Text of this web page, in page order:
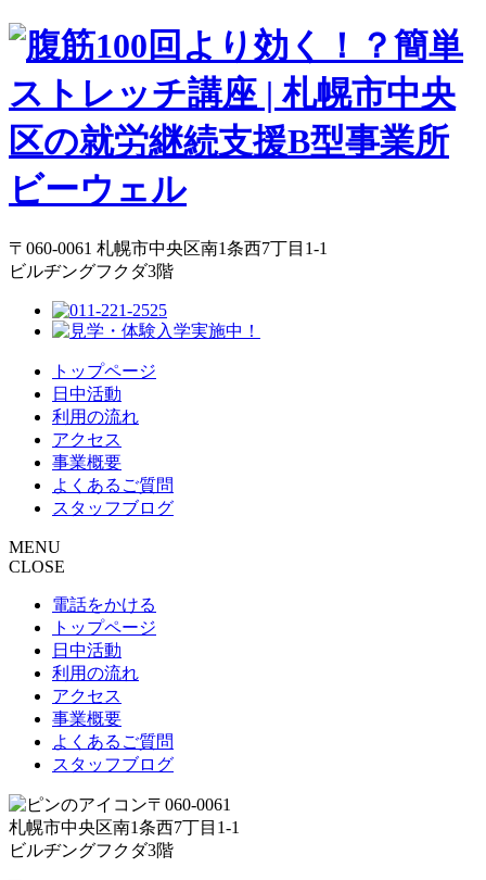
〒060-0061 札幌市中央区南1条西7丁目1-1
ビルヂングフクダ3階
トップページ
日中活動
利用の流れ
アクセス
事業概要
よくあるご質問
スタッフブログ
MENU
CLOSE
電話をかける
トップページ
日中活動
利用の流れ
アクセス
事業概要
よくあるご質問
スタッフブログ
〒060-0061
札幌市中央区南1条西7丁目1-1
ビルヂングフクダ3階